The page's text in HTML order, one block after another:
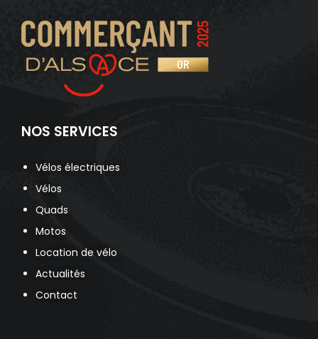
NOS SERVICES
Vélos électriques
Vélos
Quads
Motos
Location de vélo
Actualités
Contact